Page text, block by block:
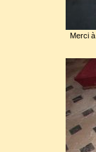
Merci
à
à un
de